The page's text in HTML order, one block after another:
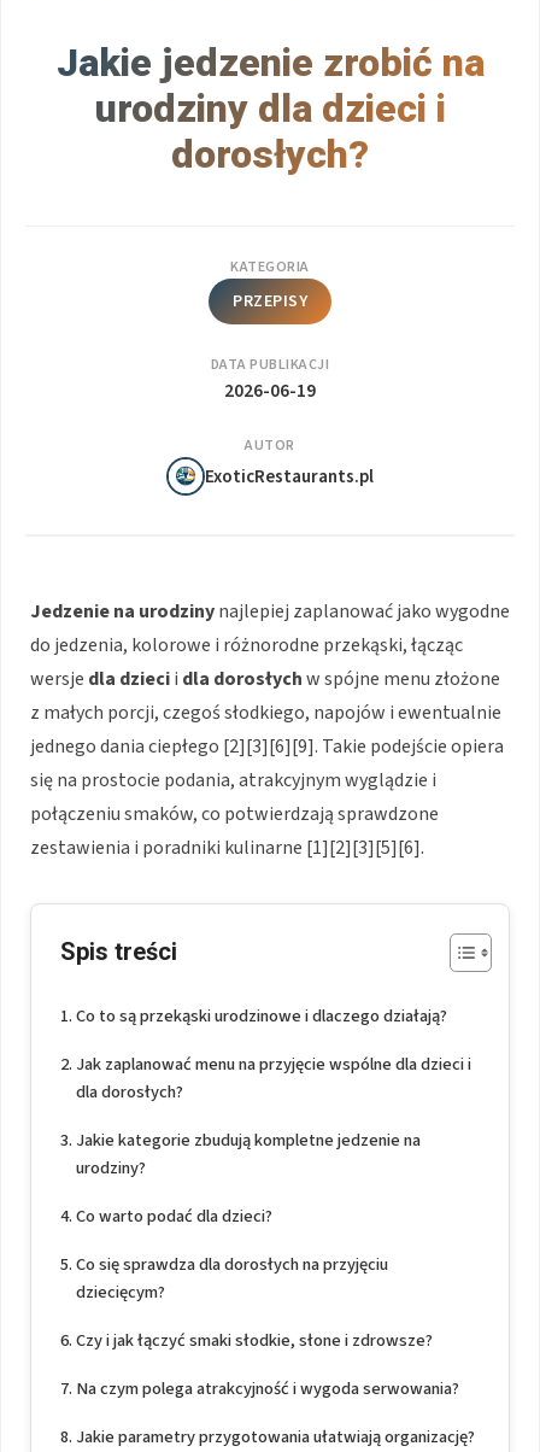
Jakie jedzenie zrobić na
urodziny dla dzieci i
dorosłych?
KATEGORIA
PRZEPISY
DATA PUBLIKACJI
2026-06-19
AUTOR
ExoticRestaurants.pl
Jedzenie na urodzinynajlepiej zaplanować jako wygodne
do jedzenia, kolorowe i różnorodne przekąski, łącząc
wersje dla dziecii dla dorosłychw spójne menu złożone
z małych porcji, czegoś słodkiego, napojów i ewentualnie
jednego dania ciepłego [2][3][6][9]. Takie podejście opiera
się na prostocie podania, atrakcyjnym wyglądzie i
połączeniu smaków, co potwierdzają sprawdzone
zestawienia i poradniki kulinarne [1][2][3][5][6].
Spis treści
Co to są przekąski urodzinowe i dlaczego działają?
Jak zaplanować menu na przyjęcie wspólne dla dzieci i
dla dorosłych?
Jakie kategorie zbudują kompletne jedzenie na
urodziny?
Co warto podać dla dzieci?
Co się sprawdza dla dorosłych na przyjęciu
dziecięcym?
Czy i jak łączyć smaki słodkie, słone i zdrowsze?
Na czym polega atrakcyjność i wygoda serwowania?
Jakie parametry przygotowania ułatwiają organizację?